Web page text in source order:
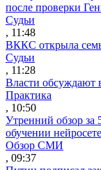
после проверки
Судьи
, 11:48
ВККС открыла
Судьи
, 11:28
Власти обсуждают
Практика
, 10:50
Утренний обзор за
обучении
Обзор СМИ
, 09:37